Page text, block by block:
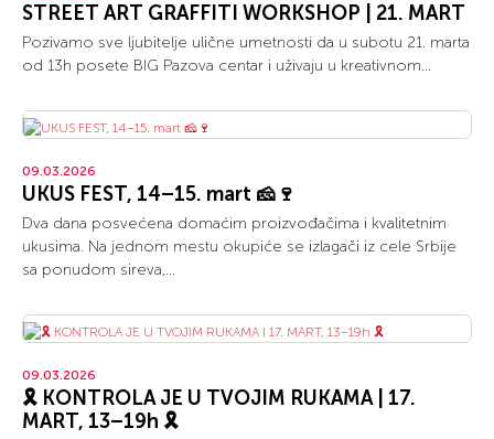
STREET ART GRAFFITI WORKSHOP | 21. MART
Pozivamo sve ljubitelje ulične umetnosti da u subotu 21. marta
od 13h posete BIG Pazova centar i uživaju u kreativnom...
09.03.2026
UKUS FEST, 14–15. mart 🧀🍷
Dva dana posvećena domaćim proizvođačima i kvalitetnim
ukusima. Na jednom mestu okupiće se izlagači iz cele Srbije
sa ponudom sireva,...
09.03.2026
🎗️ KONTROLA JE U TVOJIM RUKAMA | 17.
MART, 13–19h 🎗️